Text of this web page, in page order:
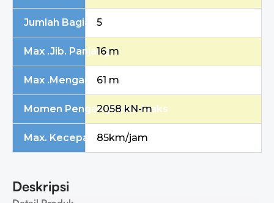
Jumlah Bagian Boom
5
Max .Jib. Panjang16 m
Max .Mengangkat
61 m
Momen Pengangkatan Maks
2058 kN-m
Max. Kecepatan Perjalanan
85km/jam
Deskripsi